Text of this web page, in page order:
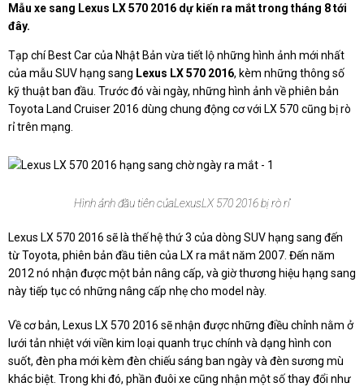
Mẫu xe sang Lexus LX 570 2016 dự kiến ra mắt trong tháng 8 tới
đây.
Tạp chí Best Car của Nhật Bản vừa tiết lộ những hình ảnh mới nhất
của mẫu SUV hạng sang Lexus LX 570 2016, kèm những thông số
kỹ thuật ban đầu. Trước đó vài ngày, những hình ảnh về phiên bản
Toyota Land Cruiser 2016 dùng chung động cơ với LX 570 cũng bị rò
rỉ trên mạng.
Hình ảnh đầu tiên củaLexusLX 570 2016 bị rò rỉ
Lexus LX 570 2016 sẽ là thế hệ thứ 3 của dòng SUV hạng sang đến
từ Toyota, phiên bản đầu tiên của LX ra mắt năm 2007. Đến năm
2012 nó nhận được một bản nâng cấp, và giờ thương hiệu hạng sang
này tiếp tục có những nâng cấp nhẹ cho model này.
Về cơ bản, Lexus LX 570 2016 sẽ nhận được những điều chỉnh nằm ở
lưới tản nhiệt với viền kim loại quanh trục chính và dạng hình con
suốt, đèn pha mới kèm đèn chiếu sáng ban ngày và đèn sương mù
khác biệt. Trong khi đó, phần đuôi xe cũng nhận một số thay đổi như